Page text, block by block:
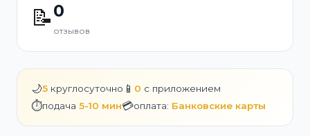
📝0
отзывов
🌙5 круглосуточно 📱 0 с приложением
⏱️подача 5-10 мин💳оплата: Банковские карты